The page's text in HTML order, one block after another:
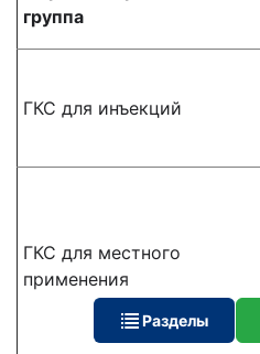
группа
ГКС для инъекций
ГКС для местного
применения
Разделы